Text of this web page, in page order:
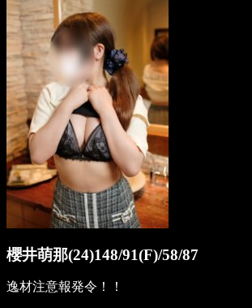
櫻井萌那(24)148/91(F)/58/87
逸材注意報発令！！